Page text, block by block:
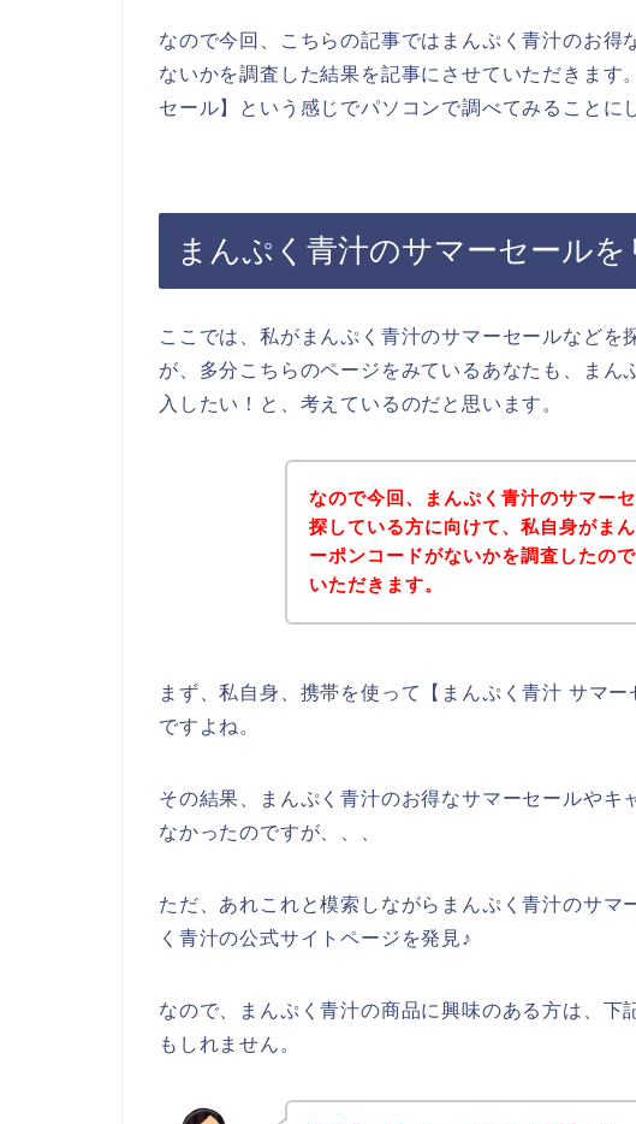
なので今回、こちらの記事ではまんぷく青汁のお得
ないかを調査した結果を記事にさせていただきます
セール】という感じでパソコンで調べてみることに
まんぷく青汁のサマーセールを
ここでは、私がまんぷく青汁のサマーセールなどを
が、多分こちらのページをみているあなたも、まん
入したい！と、考えているのだと思います。
なので今回、まんぷく青汁のサマー
探している方に向けて、私自身がま
ーポンコードがないかを調査したの
いただきます。
まず、私自身、携帯を使って【まんぷく青汁 サマ
ですよね。
その結果、まんぷく青汁のお得なサマーセールやキ
なかったのですが、、、
ただ、あれこれと模索しながらまんぷく青汁のサマ
く青汁の公式サイトページを発見♪
なので、まんぷく青汁の商品に興味のある方は、下
もしれません。